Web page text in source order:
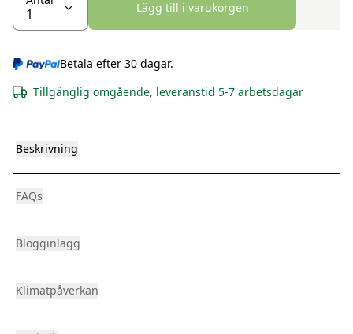
Lägg till i varukorgen
Betala efter 30 dagar.
Tillgänglig omgående, leveranstid 5-7 arbetsdagar
Beskrivning
FAQs
Blogginlägg
Klimatpåverkan